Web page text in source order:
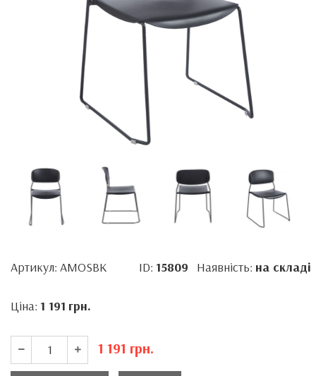
ID: 15809 Наявність: на складі
Артикул: AMOSBK
Ціна: 1 191 грн.
1 191 грн.